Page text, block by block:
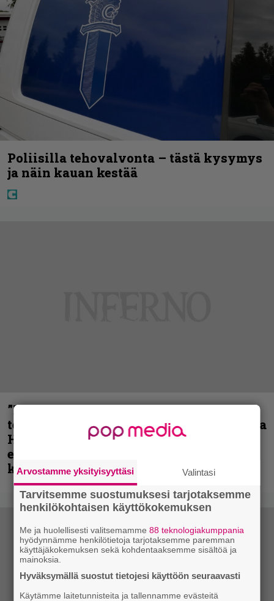
Poliisilla tehovalvonta – tästä kysymys
ja näin kauan kestää
”Metallica on tiukempi kuin koskaan ja
te haluatte jonkun nulikan yrittävän olla
Hetfield?” – Pepper Keenan muisteli
ensimmäistä koesoittoaan hevijätin
kanssa
Arvostamme yksityisyyttäsi Valintasi
Tarvitsemme suostumuksesi tarjotaksemme
henkilökohtaisen käyttökokemuksen
Me ja huolellisesti valitsemamme88 teknologiakumppania
hyödynnämme henkilötietoja tarjotaksemme paremman
käyttäjäkokemuksen sekä kohdentaaksemme sisältöä ja
mainoksia.
Hyväksymällä suostut tietojesi käyttöön seuraavasti
Käytämme laitetunnisteita ja tallennamme evästeitä